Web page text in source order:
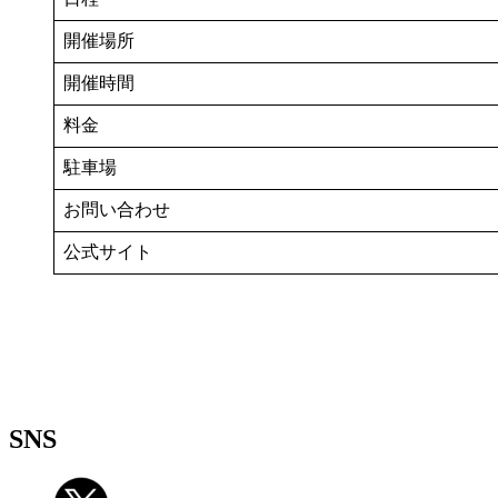
開催場所
開催時間
料金
駐車場
お問い合わせ
公式サイト
SNS